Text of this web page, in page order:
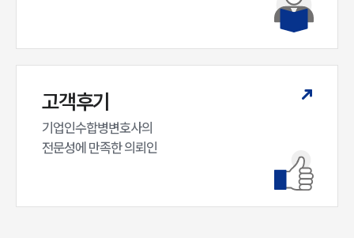
고객후기
기업인수합병변호사의
전문성에 만족한 의뢰인